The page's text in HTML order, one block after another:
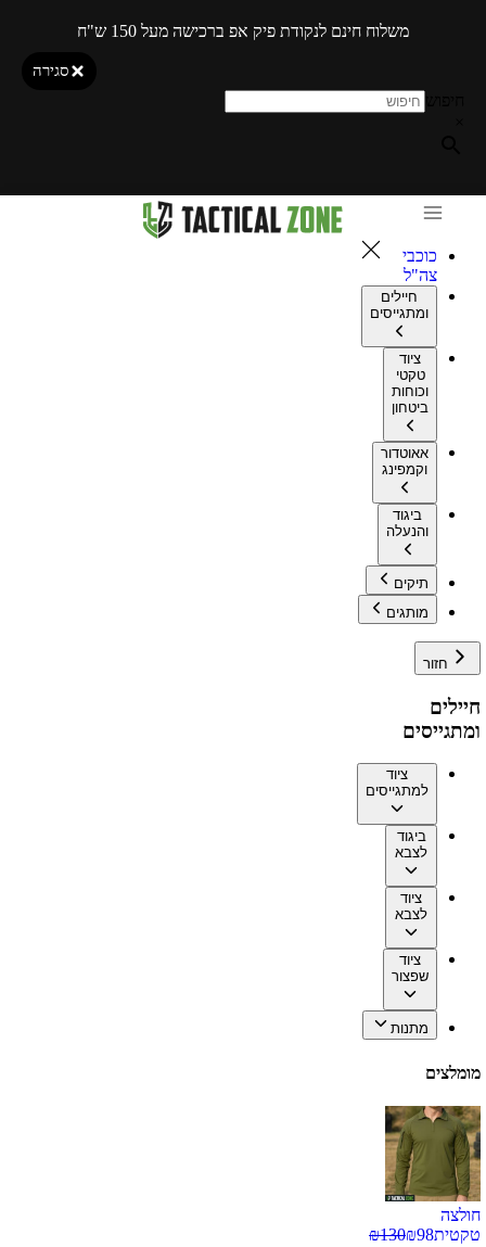
משלוח חינם לנקודת פיק אפ ברכישה מעל 150 ש"ח
סגירה
כוכבי
צה"ל
חיילים
ומתגייסים
ציוד
טקטי
וכוחות
ביטחון
אאוטדור
וקמפינג
ביגוד
והנעלה
תיקים
מותגים
חזור
חיילים
ומתגייסים
ציוד
למתגייסים
ביגוד
לצבא
ציוד
לצבא
ציוד
שפצור
מתנות
מומלצים
חולצה
טקטית
₪98
₪130